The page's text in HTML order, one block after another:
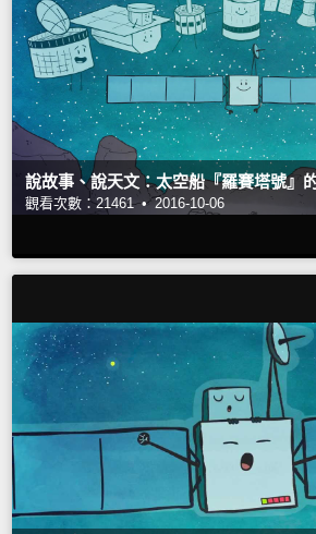
說故事、說天文：太空船『羅賽塔號』
觀看次數：21461 • 2016-10-06